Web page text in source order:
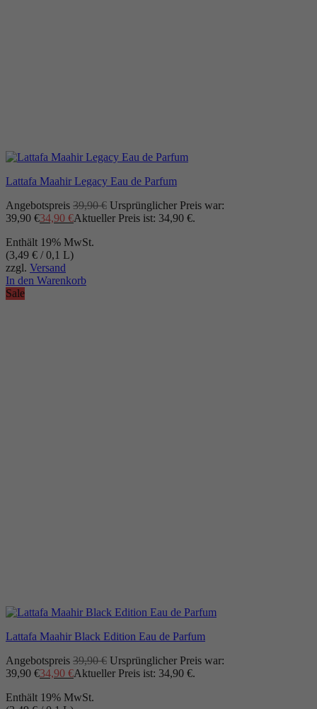
Lattafa Maahir Legacy Eau de Parfum
Angebotspreis 39,90€ Ursprünglicher Preis war:
39,90 €34,90 €Aktueller Preis ist: 34,90 €.
Enthält 19% MwSt.
(3,49 € / 0,1 L)
zzgl. Versand
In den Warenkorb
Sale
Lattafa Maahir Black Edition Eau de Parfum
Angebotspreis 39,90€ Ursprünglicher Preis war:
39,90 €34,90 €Aktueller Preis ist: 34,90 €.
Enthält 19% MwSt.